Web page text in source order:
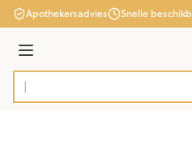
Ga naar de inhoud
Apothekersadvies Snelle
Menu
Product, merk, categorie...